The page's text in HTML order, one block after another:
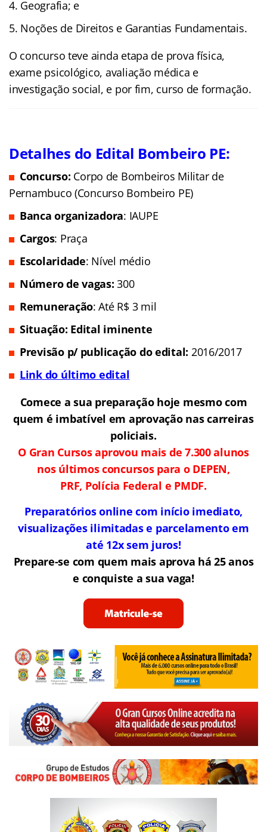
Geografia; e
Noções de Direitos e Garantias Fundamentais.
O concurso teve ainda etapa de prova física,
exame psicológico, avaliação médica e
investigação social, e por fim, curso de formação.
Detalhes do Edital Bombeiro PE:
Concurso: Corpo de Bombeiros Militar de
Pernambuco (Concurso Bombeiro PE)
Banca organizadora: IAUPE
Cargos: Praça
Escolaridade: Nível médio
Número de vagas: 300
Remuneração: Até R$ 3 mil
Situação: Edital iminente
Previsão p/ publicação do edital: 2016/2017
Link do último edital
Comece a sua preparação hoje mesmo com
quem é imbatível em aprovação nas carreiras
policiais.
O Gran Cursos aprovou mais de 7.300 alunos
nos últimos concursos para o DEPEN,
PRF, Polícia Federal e PMDF.
Preparatórios online com início imediato,
visualizações ilimitadas e parcelamento em
até 12x sem juros!
Prepare-se com quem mais aprova há 25 anos
e conquiste a sua vaga!